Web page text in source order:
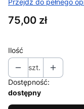
Przejdź do pełnego
Cena
75,00 zł
Ilość
szt.
Dostępność:
dostępny